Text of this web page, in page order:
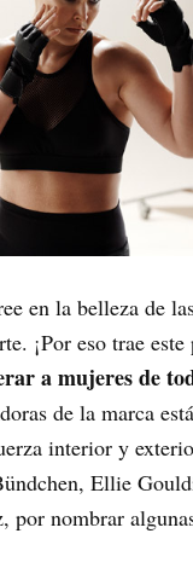
en la belleza de
¡Por eso trae
a mujeres de
de la marca
interior y
Ellie
por nombrar